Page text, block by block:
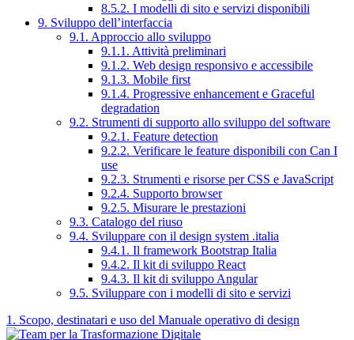
8.5.2. I modelli di sito e servizi disponibili
9. Sviluppo dell’interfaccia
9.1. Approccio allo sviluppo
9.1.1. Attività preliminari
9.1.2. Web design responsivo e accessibile
9.1.3. Mobile first
9.1.4. Progressive enhancement e Graceful
degradation
9.2. Strumenti di supporto allo sviluppo del software
9.2.1. Feature detection
9.2.2. Verificare le feature disponibili con Can I
use
9.2.3. Strumenti e risorse per CSS e JavaScript
9.2.4. Supporto browser
9.2.5. Misurare le prestazioni
9.3. Catalogo del riuso
9.4. Sviluppare con il design system .italia
9.4.1. Il framework Bootstrap Italia
9.4.2. Il kit di sviluppo React
9.4.3. Il kit di sviluppo Angular
9.5. Sviluppare con i modelli di sito e servizi
1. Scopo, destinatari e uso del Manuale operativo di design